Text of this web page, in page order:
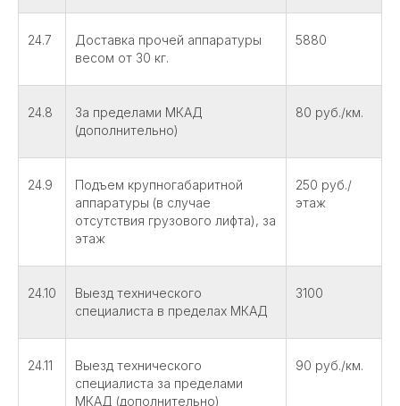
24.7
Доставка прочей аппаратуры
весом от 30 кг.
5880
24.8
За пределами МКАД
(дополнительно)
80 руб./км.
24.9
Подъем крупногабаритной
аппаратуры (в случае
отсутствия грузового лифта), за
этаж
250 руб./
этаж
24.10
Выезд технического
специалиста в пределах МКАД
3100
24.11
Выезд технического
специалиста за пределами
МКАД (дополнительно)
90 руб./км.